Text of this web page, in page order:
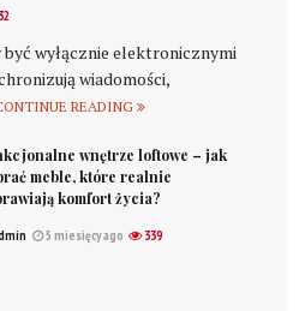
wyłącznie elektronicznymi
wiadomości,
READING
wnętrze loftowe – jak
meble, które realnie
komfort życia?
5 miesięcy ago 339